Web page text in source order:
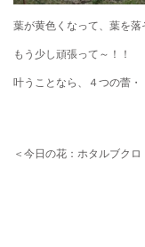
葉が黄色くなって、葉を落
もう少し頑張って～！！
叶うことなら、４つの蕾
＜今日の花：ホタルブ